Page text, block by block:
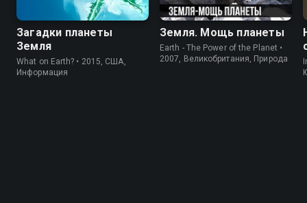
Загадки планеты
Земля
What on Earth? • 2015, США,
Информация
Земля. Мощь планеты
Earth - The Power of the Planet •
2007, Великобритания, Природа